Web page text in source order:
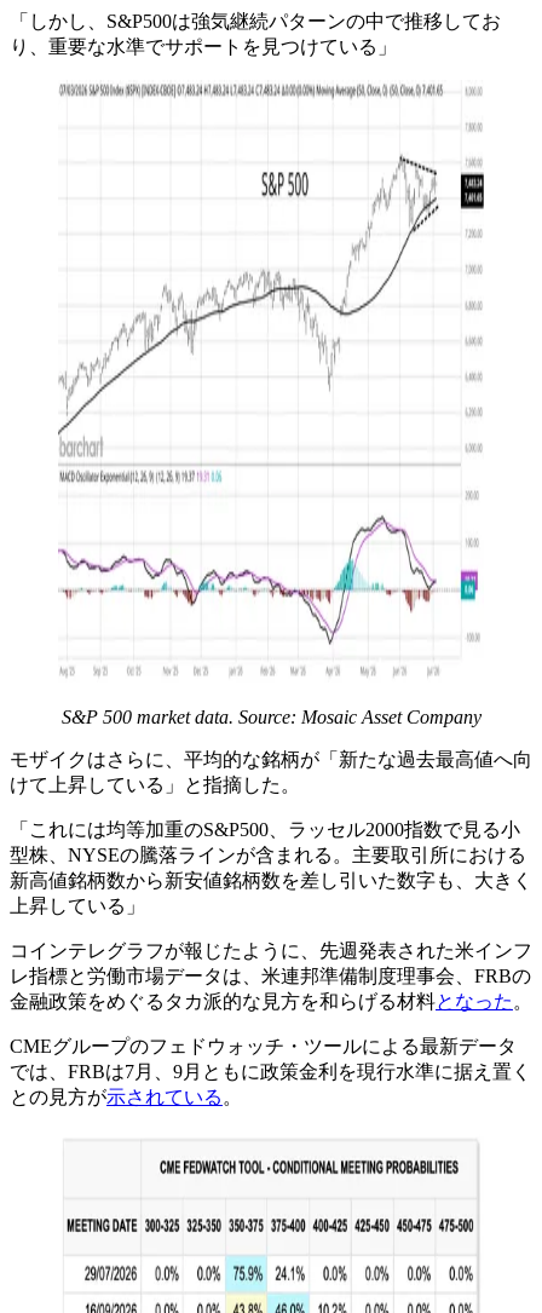
「しかし、S&P500は強気継続パターンの中で推移してお
り、重要な水準でサポートを見つけている」
S&P 500 market data. Source: Mosaic Asset Company
モザイクはさらに、平均的な銘柄が「新たな過去最高値へ向
けて上昇している」と指摘した。
「これには均等加重のS&P500、ラッセル2000指数で見る小
型株、NYSEの騰落ラインが含まれる。主要取引所における
新高値銘柄数から新安値銘柄数を差し引いた数字も、大きく
上昇している」
コインテレグラフが報じたように、先週発表された米インフ
レ指標と労働市場データは、米連邦準備制度理事会、FRBの
金融政策をめぐるタカ派的な見方を和らげる材料となった 。
CMEグループのフェドウォッチ・ツールによる最新データ
では、FRBは7月、9月ともに政策金利を現行水準に据え置く
との見方が示されている 。